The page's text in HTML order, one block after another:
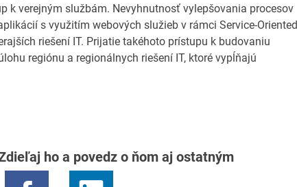
k verejným službám. Nevyhnutnosť vylepšovania procesov
s využitím webových služieb v rámci Service-Oriented
riešení IT. Prijatie takéhoto prístupu k budovaniu
regiónu a regionálnych riešení IT, ktoré vypĺňajú
ho a povedz o ňom aj ostatným